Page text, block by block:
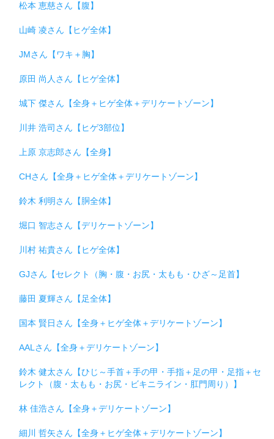
松本 恵慈さん【腹】
山崎 凌さん【ヒゲ全体】
JMさん【ワキ＋胸】
原田 尚人さん【ヒゲ全体】
城下 傑さん【全身＋ヒゲ全体＋デリケートゾーン】
川井 浩司さん【ヒゲ3部位】
上原 京志郎さん【全身】
CHさん【全身＋ヒゲ全体＋デリケートゾーン】
鈴木 利明さん【胴全体】
堀口 智志さん【デリケートゾーン】
川村 祐貴さん【ヒゲ全体】
GJさん【セレクト（胸・腹・お尻・太もも・ひざ～足首】
藤田 夏輝さん【足全体】
国本 賢日さん【全身＋ヒゲ全体＋デリケートゾーン】
AALさん【全身＋デリケートゾーン】
鈴木 健太さん【ひじ～手首＋手の甲・手指＋足の甲・足指＋セ
レクト（腹・太もも・お尻・ビキニライン・肛門周り）】
林 佳浩さん【全身＋デリケートゾーン】
細川 哲矢さん【全身＋ヒゲ全体＋デリケートゾーン】